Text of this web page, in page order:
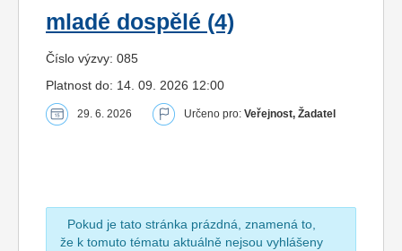
mladé dospělé (4)
Číslo výzvy: 085
Platnost do: 14. 09. 2026 12:00
29. 6. 2026 Určeno pro: Veřejnost, Žadatel
Pokud je tato stránka prázdná, znamená to,
že k tomuto tématu aktuálně nejsou vyhlášeny